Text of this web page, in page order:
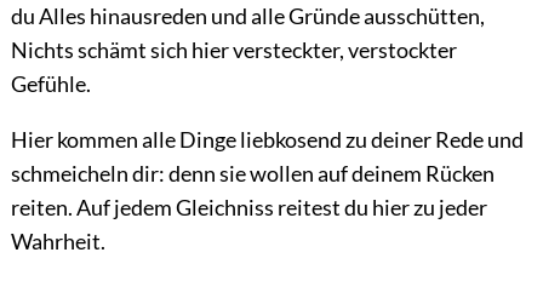
du Alles hinausreden und alle Gründe ausschütten,
Nichts schämt sich hier versteckter, verstockter
Gefühle.
Hier kommen alle Dinge liebkosend zu deiner Rede und
schmeicheln dir: denn sie wollen auf deinem Rücken
reiten. Auf jedem Gleichniss reitest du hier zu jeder
Wahrheit.